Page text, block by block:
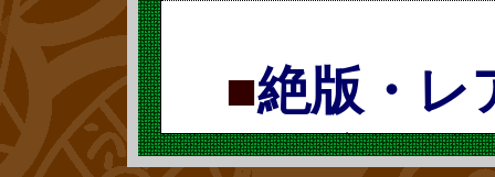
たために『ゴ
れたどころか、
■絶版・レ
票で復刻 復